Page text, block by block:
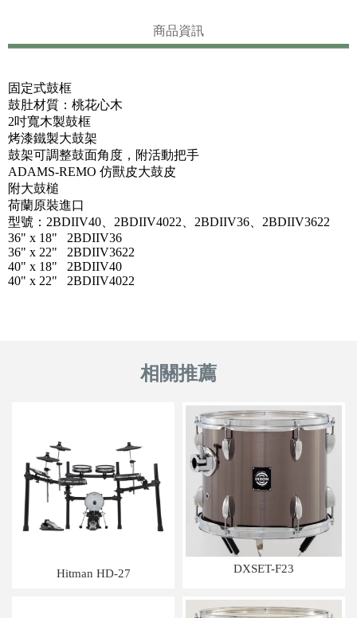
商品資訊
固定式鼓框
鼓肚材質：桃花心木
2吋寬木製鼓框
烤漆鐵製大鼓架
鼓架可調整鼓面角度，附活動把手
ADAMS-REMO 仿獸皮大鼓皮
附大鼓槌
荷蘭原裝進口
型號：2BDIIV40、2BDIIV4022、2BDIIV36、2BDIIV3622
36" x 18" 2BDIIV36
36" x 22" 2BDIIV3622
40" x 18" 2BDIIV40
40" x 22" 2BDIIV4022
Hitman HD-27 DXSET-F23